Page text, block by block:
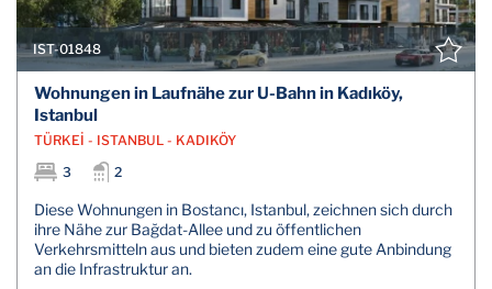
IST-01848
Wohnungen in Laufnähe zur U-Bahn in Kadıköy,
Istanbul
TÜRKEİ - ISTANBUL - KADIKÖY
3
2
Diese Wohnungen in Bostancı, Istanbul, zeichnen sich durch
ihre Nähe zur Bağdat-Allee und zu öffentlichen
Verkehrsmitteln aus und bieten zudem eine gute Anbindung
an die Infrastruktur an.